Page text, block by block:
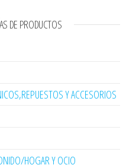
DE PRODUCTOS
Y ACCESORIOS
HOGAR Y OCIO